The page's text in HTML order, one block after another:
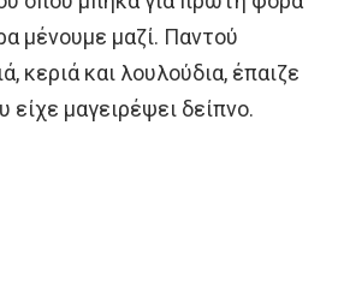
μένουμε μαζί. Παντού
κεριά και λουλούδια, έπαιζε
είχε μαγειρέψει δείπνο.